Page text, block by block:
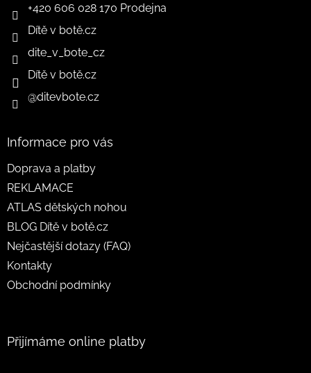
+420 606 028 170 Prodejna
Dítě v botě.cz
dite_v_bote_cz
Dítě v botě.cz
@ditevbote.cz
Informace pro vás
Doprava a platby
REKLAMACE
ATLAS dětských nohou
BLOG Dítě v botě.cz
Nejčastější dotazy (FAQ)
Kontakty
Obchodní podmínky
Přijímáme online platby